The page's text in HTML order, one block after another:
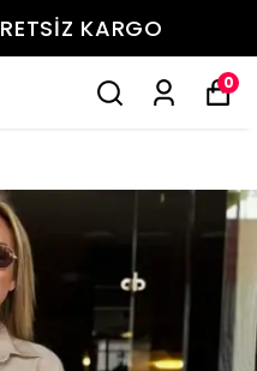
KARGO
0